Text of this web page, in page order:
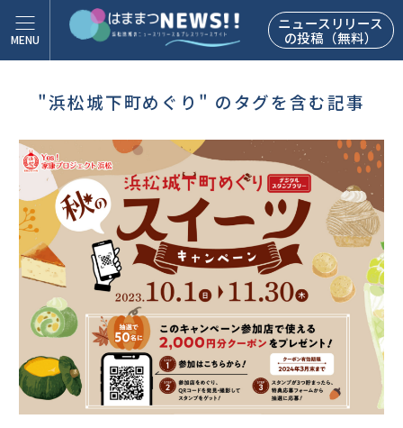
ニュースリリース
の投稿（無料）
"浜松城下町めぐり" のタグを含む記事